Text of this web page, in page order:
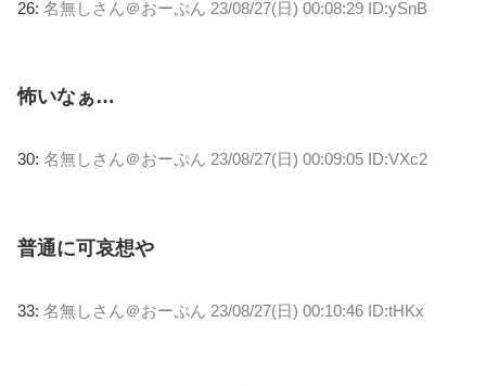
26: 名無しさん＠おーぷん 23/08/27(日) 00:08:29 ID:ySnB
怖いなぁ…
30: 名無しさん＠おーぷん 23/08/27(日) 00:09:05 ID:VXc2
普通に可哀想や
33: 名無しさん＠おーぷん 23/08/27(日) 00:10:46 ID:tHKx